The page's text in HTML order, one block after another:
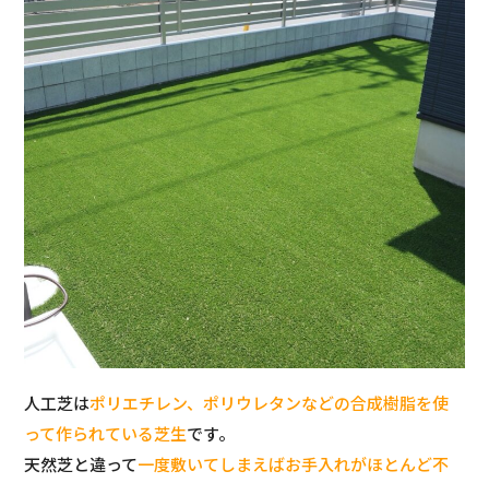
人工芝はポリエチレン、ポリウレタンなどの合成樹脂を使
って作られている芝生です。
天然芝と違って一度敷いてしまえばお手入れがほとんど不